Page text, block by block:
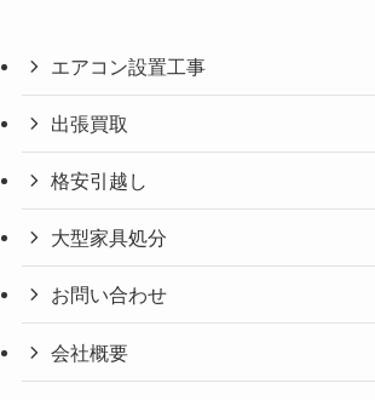
エアコン設置工事
出張買取
格安引越し
大型家具処分
お問い合わせ
会社概要